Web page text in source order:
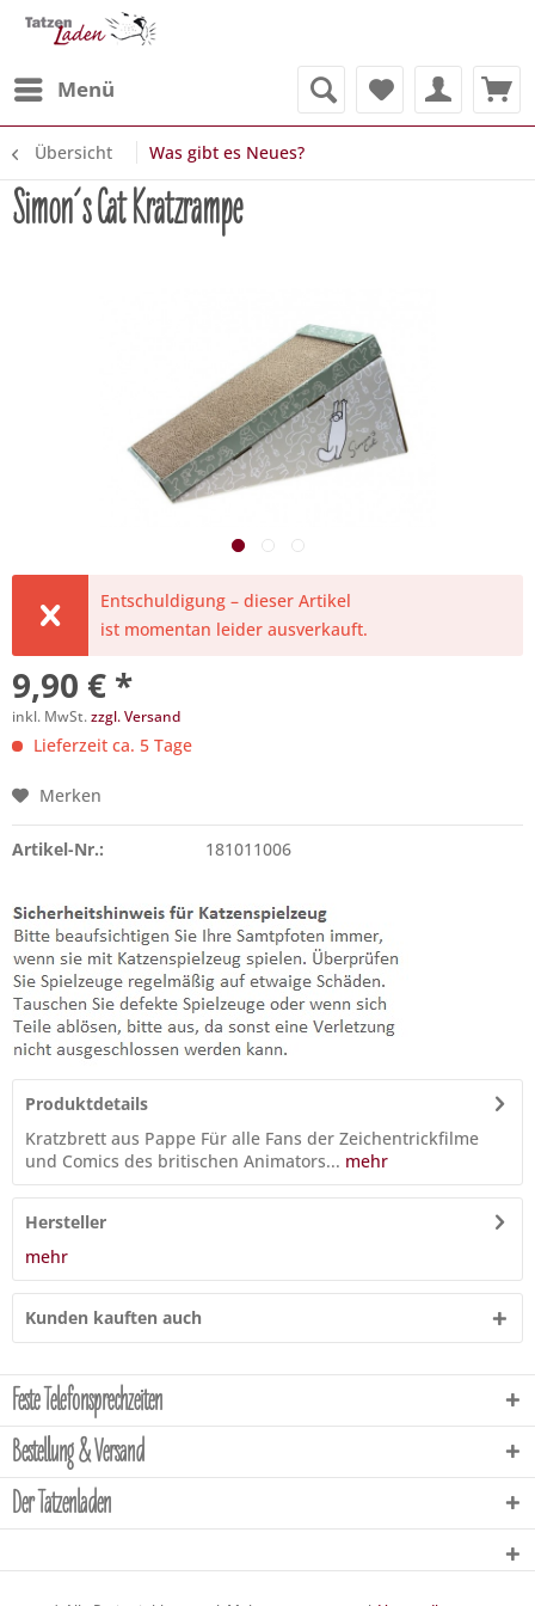
Menü
Übersicht Was gibt es Neues?
Simon´s Cat Kratzrampe
Entschuldigung – dieser Artikel
ist momentan leider ausverkauft.
9,90 € *
inkl. MwSt.zzgl. Versand
Lieferzeit ca. 5 Tage
Merken
Artikel-Nr.: 181011006
Produktdetails
Kratzbrett aus Pappe Für alle Fans der Zeichentrickfilme
und Comics des britischen Animators... mehr
Hersteller
mehr
Kunden kauften auch
Feste Telefonsprechzeiten
Bestellung & Versand
Der Tatzenladen